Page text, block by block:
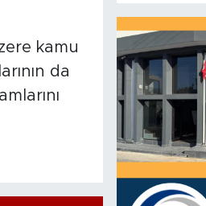
kamu
da